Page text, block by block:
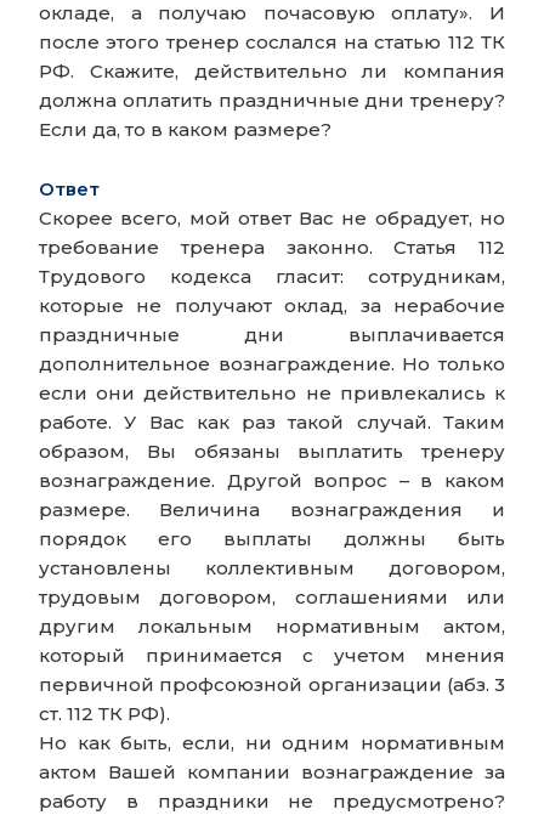
окладе, а получаю почасовую оплату». И
после этого тренер сослался на статью 112 ТК
РФ. Скажите, действительно ли компания
должна оплатить праздничные дни тренеру?
Если да, то в каком размере?
Ответ
Скорее всего, мой ответ Вас не обрадует, но
требование тренера законно. Статья 112
Трудового кодекса гласит: сотрудникам,
которые не получают оклад, за нерабочие
праздничные дни выплачивается
дополнительное вознаграждение. Но только
если они действительно не привлекались к
работе. У Вас как раз такой случай. Таким
образом, Вы обязаны выплатить тренеру
вознаграждение. Другой вопрос – в каком
размере. Величина вознаграждения и
порядок его выплаты должны быть
установлены коллективным договором,
трудовым договором, соглашениями или
другим локальным нормативным актом,
который принимается с учетом мнения
первичной профсоюзной организации (абз. 3
ст. 112 ТК РФ).
Но как быть, если, ни одним нормативным
актом Вашей компании вознаграждение за
работу в праздники не предусмотрено?